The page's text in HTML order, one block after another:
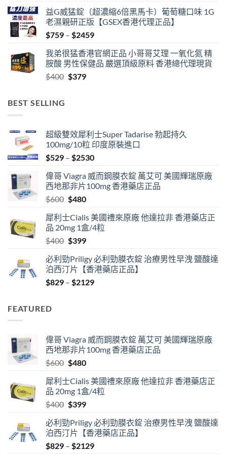
益G威猛錠（超濃縮6倍黑馬卡）葡萄糖口味 1G
老濕親研正版【GSEX香港代理正品】
$759 – $2459Price
$759
through
我弟很猛香港官網正品 小哥哥艾理 一氧化氮 精
胺酸 男性保健品 嚴選頂級原料 香港總代理現貨
$400 Original
$379Current
BEST SELLING
超級雙效犀利士Super Tadarise 勃起持久
100mg/10粒 印度原裝進口
$529 – $2530Price
$529
through
偉哥 Viagra 威而鋼膜衣錠 萬艾可 美國輝瑞原廠
西地那非片100mg 香港藥店正品
$600 Original
was:
$600.
$480Current
is:
$480.
犀利士Cialis 美國禮來原廠 他達拉非 香港藥店正
品 20mg 1盒/4粒
$400 Original
was:
$400.
$399Current
is:
$399.
必利勁Priligy 必利勁膜衣錠 治療男性早洩 鹽酸達
泊西汀片【香港藥店正品】
$829 – $2129Price
FEATURED
偉哥 Viagra 威而鋼膜衣錠 萬艾可 美國輝瑞原廠
西地那非片100mg 香港藥店正品
$600 Original
was:
$600.
$480Current
is:
$480.
犀利士Cialis 美國禮來原廠 他達拉非 香港藥店正
品 20mg 1盒/4粒
$400 Original
was:
$400.
$399Current
is:
$399.
必利勁Priligy 必利勁膜衣錠 治療男性早洩 鹽酸達
泊西汀片【香港藥店正品】
$829 – $2129Price